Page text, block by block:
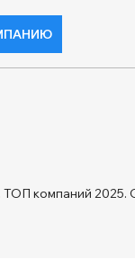
ТОП компаний 2025.